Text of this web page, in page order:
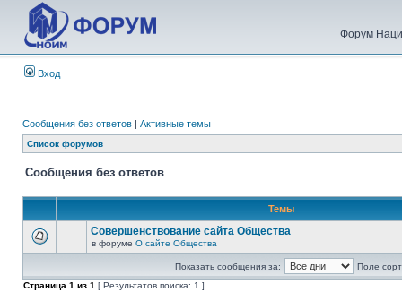
Форум
Вход
Сообщения без ответов | Активные темы
Список форумов
Сообщения без ответов
Темы
Совершенствование сайта Общества
в форуме О сайте Общества
Показать сообщения за:
Поле
Страница 1 из 1 [ Результатов поиска: 1 ]